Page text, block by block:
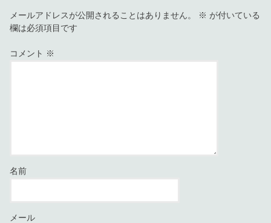
メールアドレスが公開されることはありません。 ※ が付いている
欄は必須項目です
コメント ※
名前
メール